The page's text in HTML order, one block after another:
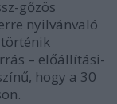
gőzös
nyilvánvaló
történik
– előállítási-
hogy a 30